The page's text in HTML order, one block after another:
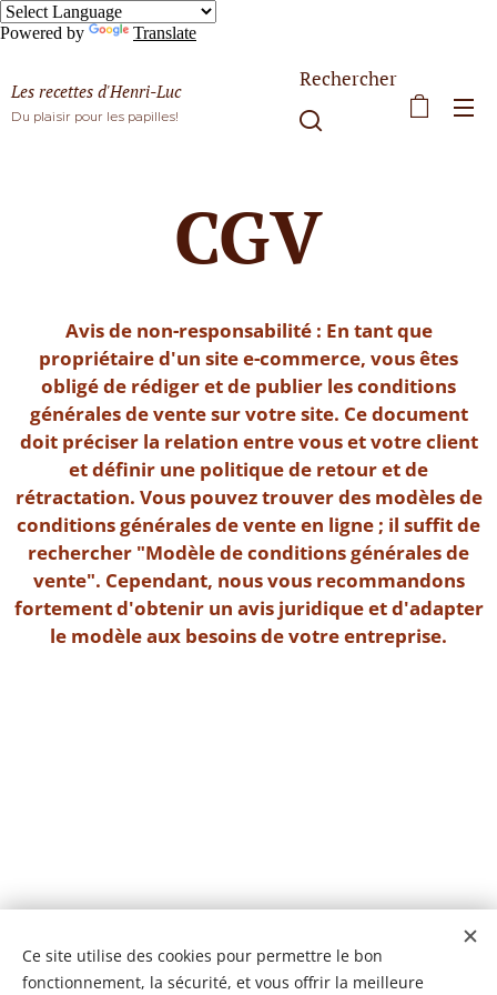
Powered by Translate
Les recettes d'Henri-Luc
Du plaisir pour les papilles!
Rechercher
CGV
Avis de non-responsabilité : En tant que
propriétaire d'un site e-commerce, vous êtes
obligé de rédiger et de publier les conditions
générales de vente sur votre site. Ce document
doit préciser la relation entre vous et votre client
et définir une politique de retour et de
rétractation. Vous pouvez trouver des modèles de
conditions générales de vente en ligne ; il suffit de
rechercher "Modèle de conditions générales de
vente". Cependant, nous vous recommandons
fortement d'obtenir un avis juridique et d'adapter
le modèle aux besoins de votre entreprise.
Ce site utilise des cookies pour permettre le bon
fonctionnement, la sécurité, et vous offrir la meilleure